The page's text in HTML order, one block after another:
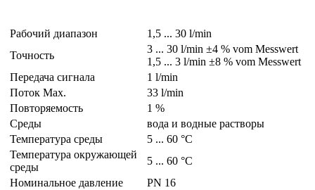
Рабочий диапазон
1,5 ... 30 l/min
Точность
3 ... 30 l/min ±4 % vom Messwert
1,5 ... 3 l/min ±8 % vom Messwert
Передача сигнала
1 l/min
Поток Max.
33 l/min
Повторяемость
1 %
Среды
вода и водные растворы
Температура среды
5 ... 60 °C
Температура окружающей
среды
5 ... 60 °C
Номинальное давление
PN 16